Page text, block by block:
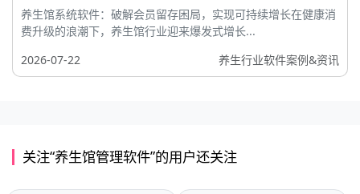
养生馆系统软件：破解会员留存困局，实现可持续增长在健康消
费升级的浪潮下，养生馆行业迎来爆发式增长...
2026-07-22
养生行业软件案例&资讯
关注“养生馆管理软件”的用户还关注